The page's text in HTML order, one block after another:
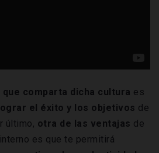
que comparta dicha cultura es
lograr el éxito y los objetivos de
último, otra de las ventajas de
es que te permitirá